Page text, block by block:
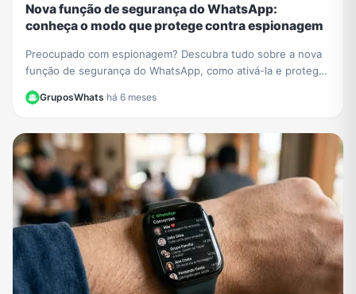
Nova função de segurança do WhatsApp:
conheça o modo que protege contra espionagem
Preocupado com espionagem? Descubra tudo sobre a nova
função de segurança do WhatsApp, como ativá-la e proteger
suas conversas de malwares e ataques.
GruposWhats·há 6 meses